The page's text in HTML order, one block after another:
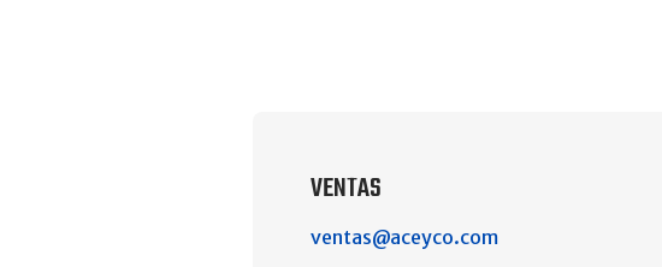
VENTAS
ventas@aceyco.com